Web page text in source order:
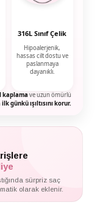
316L Sınıf Çelik
Hipoalerjenik,
hassas cilt dostu ve
paslanmaya
dayanıklı.
kaplama ve uzun ömürlü
günkü ışıltısını korur.
sürpriz saç
olarak eklenir.